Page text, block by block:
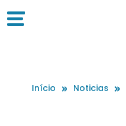
Início Noticias